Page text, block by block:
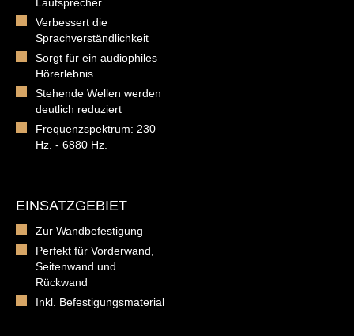
Verbessert die
Sprachverständlichkeit
Sorgt für ein audiophiles
Hörerlebnis
Stehende Wellen werden
deutlich reduziert
Frequenzspektrum: 230
Hz. - 6880 Hz.
EINSATZGEBIET
Zur Wandbefestigung
Perfekt für Vorderwand,
Seitenwand und
Rückwand
Inkl. Befestigungsmaterial